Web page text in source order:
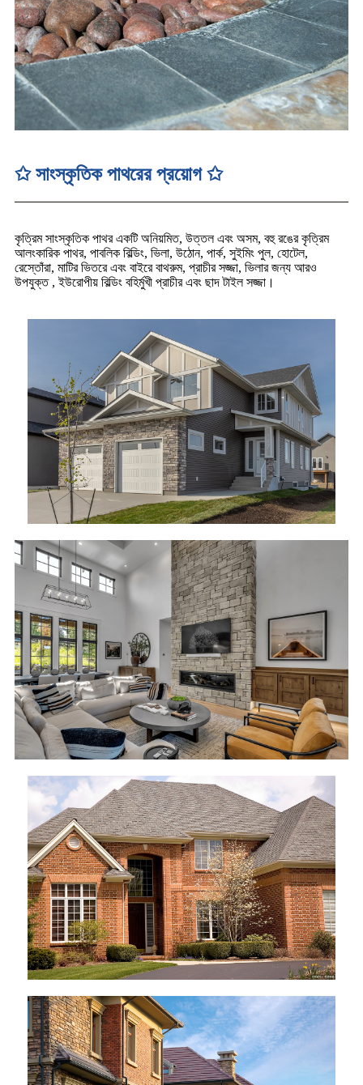
✩ সাংস্কৃতিক পাথরের প্রয়োগ ✩
কৃত্রিম সাংস্কৃতিক পাথর একটি অনিয়মিত, উত্তল এবং অসম, বহু রঙের কৃত্রিম
আলংকারিক পাথর, পাবলিক বিল্ডিং, ভিলা, উঠোন, পার্ক, সুইমিং পুল, হোটেল,
রেস্তোঁরা, মাটির ভিতরে এবং বাইরে বাথরুম, প্রাচীর সজ্জা, ভিলার জন্য আরও
উপযুক্ত , ইউরোপীয় বিল্ডিং বহির্মুখী প্রাচীর এবং ছাদ টাইল সজ্জা।